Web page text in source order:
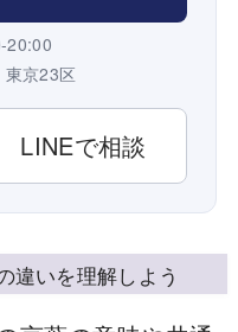
20:00
京23区
LINEで相談
違いを理解しよう